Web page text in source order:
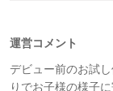
運営コメント
デビュー前のお試
りでお子様の様子